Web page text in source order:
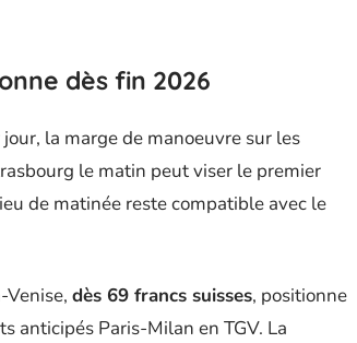
dès fin 2026
la marge de manoeuvre sur les
le matin peut viser le premier
de matinée reste compatible avec le
Venise, dès 69 francs suisses, positionne
anticipés Paris-Milan en TGV. La